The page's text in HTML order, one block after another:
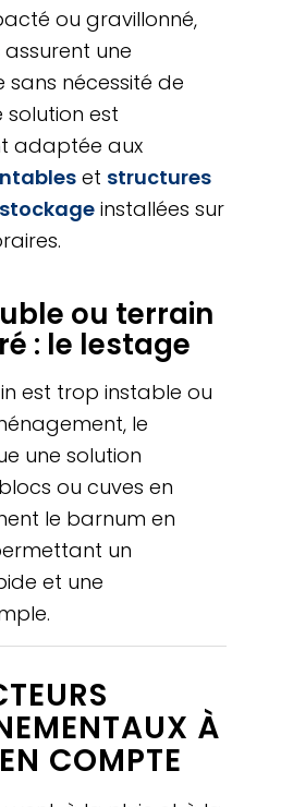
ou gravillonné,
assurent une
sans nécessité de
solution est
adaptée aux
et structures
installées sur
ou terrain
: le lestage
est trop instable ou
le
une solution
ou cuves en
le barnum en
un
et une
À
COMPTE